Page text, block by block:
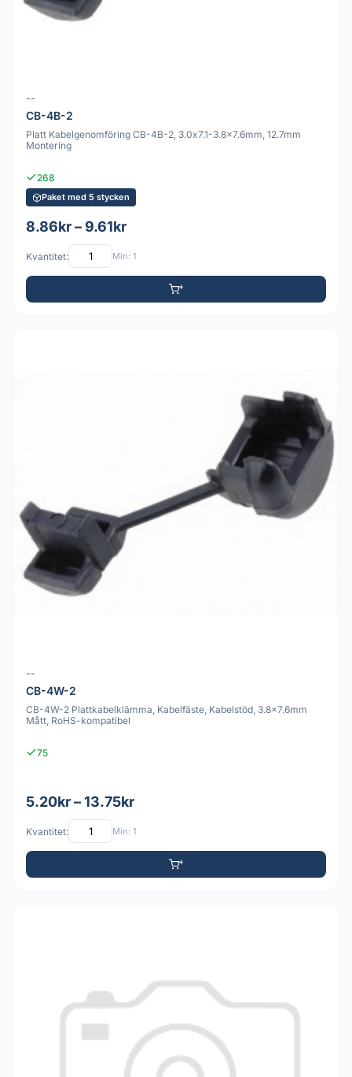
--
CB-4B-2
Platt Kabelgenomföring CB-4B-2, 3.0x7.1-3.8x7.6mm, 12.7mm
Montering
268
Paket med 5 stycken
8.86kr – 9.61kr
Kvantitet: Min: 1
--
CB-4W-2
CB-4W-2 Plattkabelklämma, Kabelfäste, Kabelstöd, 3.8x7.6mm
Mått, RoHS-kompatibel
75
5.20kr – 13.75kr
Kvantitet: Min: 1